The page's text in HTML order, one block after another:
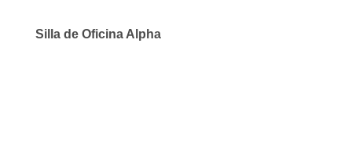
Silla de Oficina Alpha